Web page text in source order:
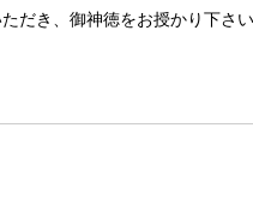
だき、御神徳をお授かり下さ